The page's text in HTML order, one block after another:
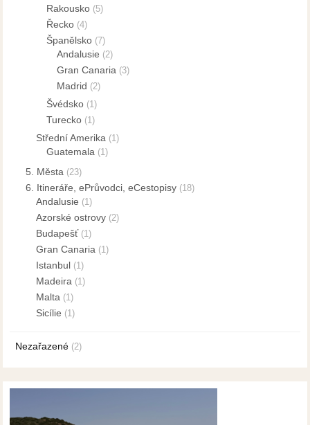
Rakousko (5)
Řecko (4)
Španělsko (7)
Andalusie (2)
Gran Canaria (3)
Madrid (2)
Švédsko (1)
Turecko (1)
Střední Amerika (1)
Guatemala (1)
5. Města (23)
6. Itineráře, ePrůvodci, eCestopisy (18)
Andalusie (1)
Azorské ostrovy (2)
Budapešť(1)
Gran Canaria (1)
Istanbul (1)
Madeira (1)
Malta (1)
Sicílie (1)
Nezařazené (2)